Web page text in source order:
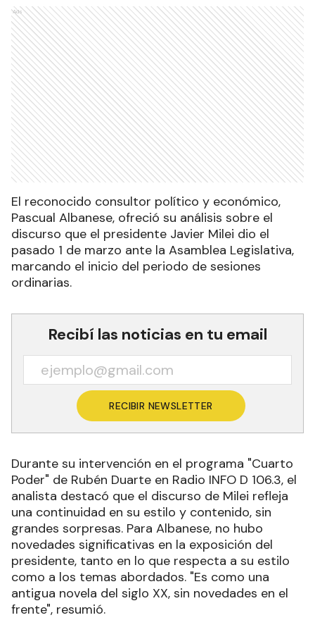
Ads
El reconocido consultor político y económico,
Pascual Albanese, ofreció su análisis sobre el
discurso que el presidente Javier Milei dio el
pasado 1 de marzo ante la Asamblea Legislativa,
marcando el inicio del periodo de sesiones
ordinarias.
Recibí las noticias en tu email
RECIBIR NEWSLETTER
Durante su intervención en el programa "Cuarto
Poder" de Rubén Duarte en Radio INFO D 106.3, el
analista destacó que el discurso de Milei refleja
una continuidad en su estilo y contenido, sin
grandes sorpresas. Para Albanese, no hubo
novedades significativas en la exposición del
presidente, tanto en lo que respecta a su estilo
como a los temas abordados. "Es como una
antigua novela del siglo XX, sin novedades en el
frente", resumió.